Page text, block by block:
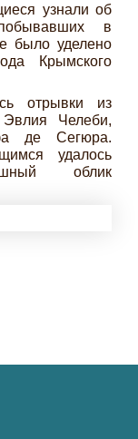
узнали об
в
было уделено
Крымского
отрывки из
Челеби,
де Сегюра.
удалось
облик